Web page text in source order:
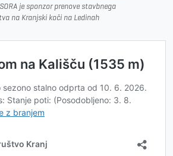
je sponzor prenove stavbnega
na Kranjski koči na Ledinah